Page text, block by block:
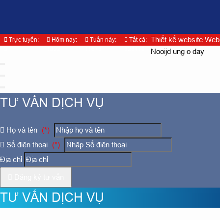
Trực tuyến:
Hôm nay:
Tuần này:
Tất cả: Thiết kế website
Nooijd ung o day
TƯ VẤN DỊCH VỤ
Họ và tên (*)
Số điện thoại (*)
Địa chỉ
TƯ VẤN DỊCH VỤ